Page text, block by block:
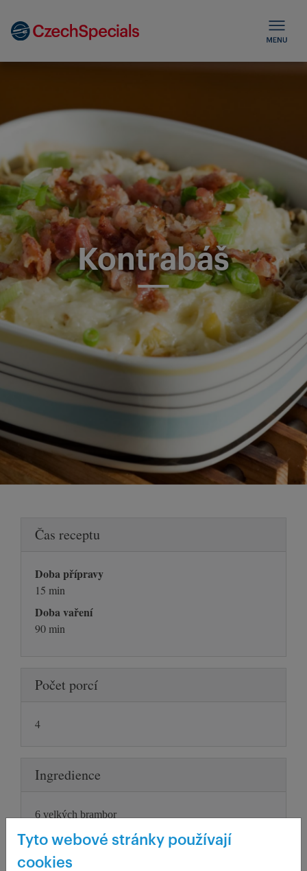
Kontrabáš
Čas receptu
Doba přípravy
15 min
Doba vaření
90 min
Počet porcí
4
Ingredience
6 velkých brambor
300 g pohanky
4 vejce
smetana
Tyto webové stránky používají
cookies